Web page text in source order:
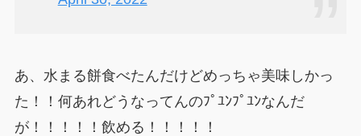
あ、水まる餅食べたんだけどめっちゃ美味しかっ
た！！何あれどうなってんのﾌﾟﾕﾝﾌﾟﾕﾝなんだ
が！！！！！飲める！！！！！